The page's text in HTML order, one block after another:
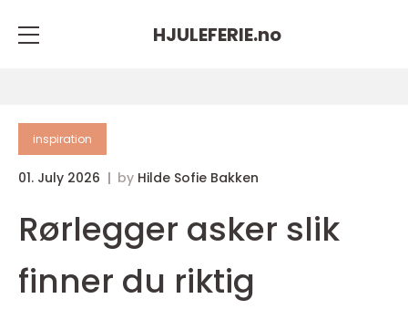
HJULEFERIE.no
inspiration
01. July 2026 by Hilde Sofie Bakken
Rørlegger asker slik
finner du riktig